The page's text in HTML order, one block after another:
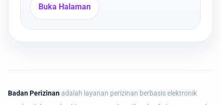
Buka Halaman
Badan Perizinan adalah layanan perizinan berbasis elektronik